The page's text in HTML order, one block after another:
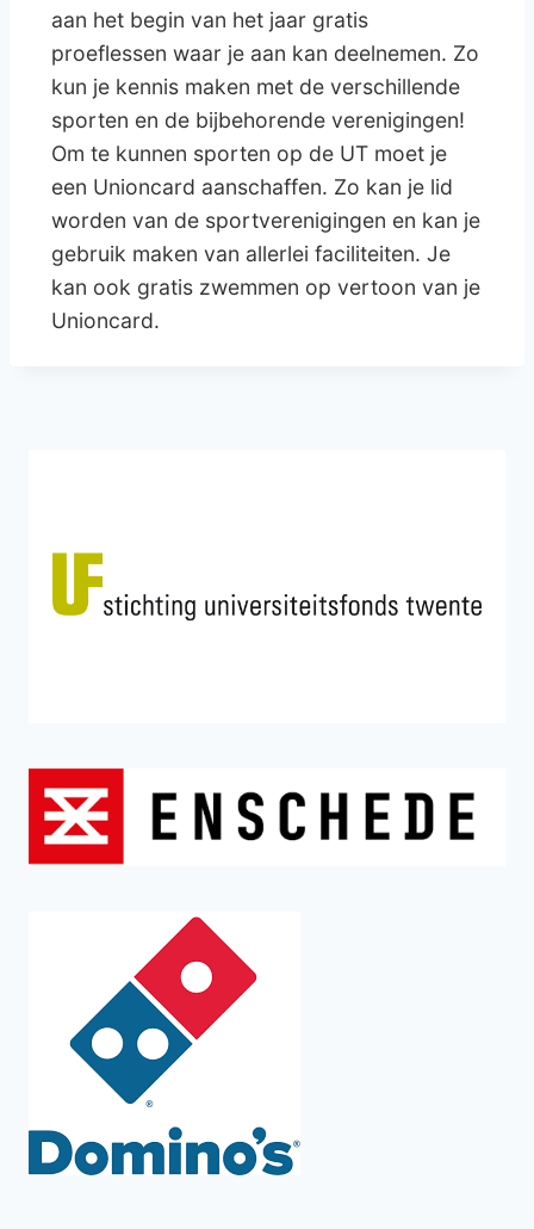
aan het begin van het jaar gratis
proeflessen waar je aan kan deelnemen. Zo
kun je kennis maken met de verschillende
sporten en de bijbehorende verenigingen!
Om te kunnen sporten op de UT moet je
een Unioncard aanschaffen. Zo kan je lid
worden van de sportverenigingen en kan je
gebruik maken van allerlei faciliteiten. Je
kan ook gratis zwemmen op vertoon van je
Unioncard.